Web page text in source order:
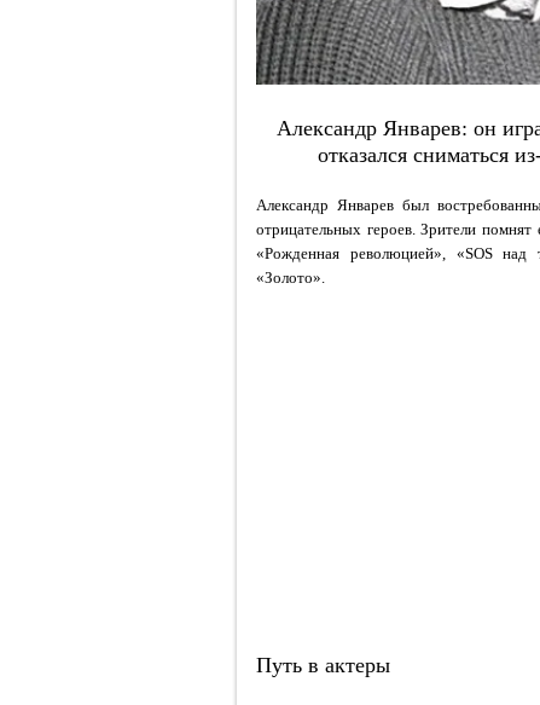
Александр Январев: он
отказался сниматься
Александр Январев был
отрицательных героев. Зрители
«Рожденная революцией», «SOS над
«Золото».
Путь в актеры